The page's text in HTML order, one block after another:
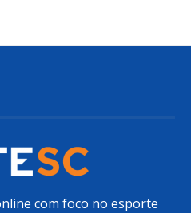
com foco no esporte